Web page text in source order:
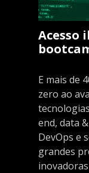
Acesso
E mais de
zero ao
end, data
DevOps e
grandes